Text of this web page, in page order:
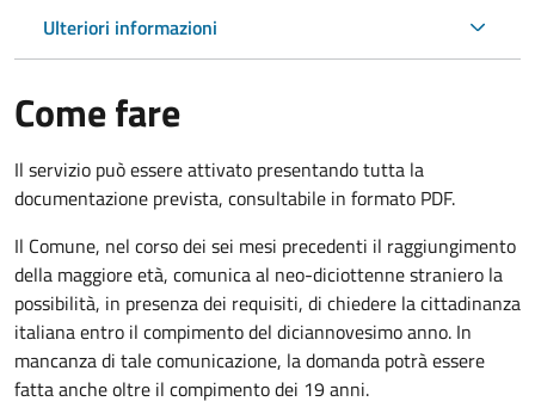
Ulteriori informazioni
Come fare
Il servizio può essere attivato presentando tutta la
documentazione prevista, consultabile in formato PDF.
Il Comune, nel corso dei sei mesi precedenti il raggiungimento
della maggiore età, comunica al neo-diciottenne straniero la
possibilità, in presenza dei requisiti, di chiedere la cittadinanza
italiana entro il compimento del diciannovesimo anno. In
mancanza di tale comunicazione, la domanda potrà essere
fatta anche oltre il compimento dei 19 anni.